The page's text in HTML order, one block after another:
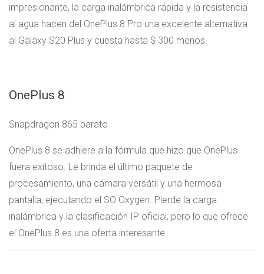
impresionante, la carga inalámbrica rápida y la resistencia
al agua hacen del OnePlus 8 Pro una excelente alternativa
al Galaxy S20 Plus y cuesta hasta $ 300 menos.
OnePlus 8
Snapdragon 865 barato
OnePlus 8 se adhiere a la fórmula que hizo que OnePlus
fuera exitoso. Le brinda el último paquete de
procesamiento, una cámara versátil y una hermosa
pantalla, ejecutando el SO Oxygen. Pierde la carga
inalámbrica y la clasificación IP oficial, pero lo que ofrece
el OnePlus 8 es una oferta interesante.